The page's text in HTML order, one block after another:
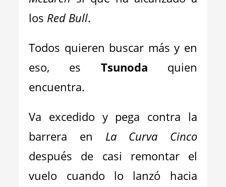
los Red Bull.
Todos quieren buscar más y en
eso, es Tsunoda quien
encuentra.
Va excedido y pega contra la
barrera en La Curva Cinco
después de casi remontar el
vuelo cuando lo lanzó hacia